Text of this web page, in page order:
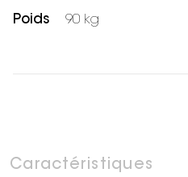
Poids 90 kg
Caractéristiques